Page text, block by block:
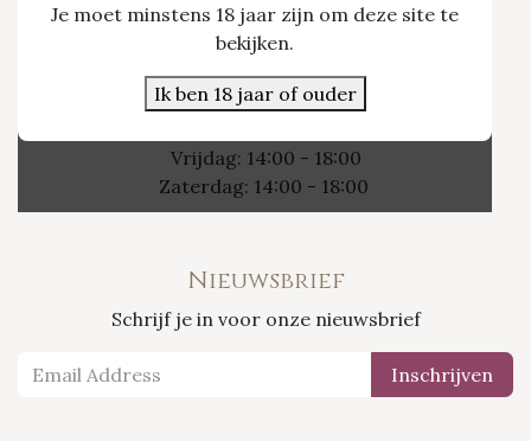
Je moet minstens 18 jaar zijn om deze site te
bekijken.
Ik ben 18 jaar of ouder
Nieuwpoort 21/1
3800 Sint-Truiden
Openingsuren
Vrijdag: 14:00 - 18:00
Zaterdag: 14:00 - 18:00
Nieuwsbrief
Schrijf je in voor onze nieuwsbrief
Inschrijven